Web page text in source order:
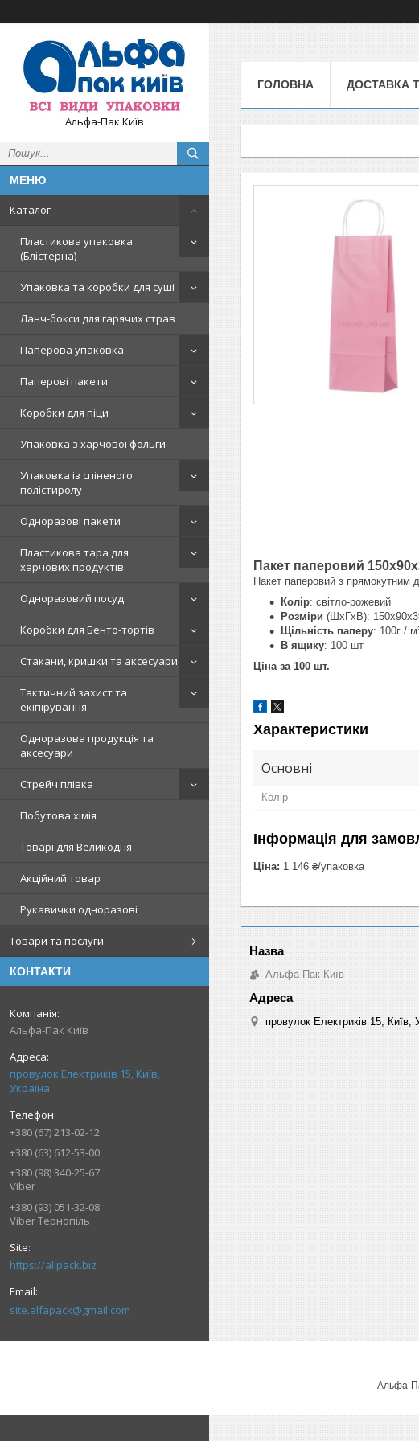
Альфа-Пак Київ
Каталог
Пластикова упаковка
(Блістерна)
Упаковка та коробки для суші
Ланч-бокси для гарячих страв
Паперова упаковка
Паперові пакети
Коробки для піци
Упаковка з харчової фольги
Упаковка із спіненого
полістиролу
Одноразові пакети
Пластикова тара для
харчових продуктів
Одноразовий посуд
Коробки для Бенто-тортів
Стакани, кришки та аксесуари
Тактичний захист та
екіпірування
Одноразова продукція та
аксесуари
Стрейч плівка
Побутова хімія
Товарі для Великодня
Акційний товар
Рукавички одноразові
Товари та послуги
КОНТАКТИ
Альфа-Пак Київ
провулок Електриків 15, Київ,
Україна
+380 (67) 213-02-12
+380 (63) 612-53-00
+380 (98) 340-25-67
Viber
+380 (93) 051-32-08
Viber Тернопіль
https://allpack.biz
site.alfapack@gmail.com
ГОЛОВНА ДОСТАВКА
Пакет паперовий
Пакет паперовий з прямокутним
Колір: світло-рожевий
Розміри (ШхГхВ):
Щільність паперу: 100г /
В ящику: 100 шт
Ціна за 100 шт.
Характеристики
Основні
Колір
Інформація для
Ціна: 1 146 ₴/упаковка
Альфа-Пак Київ
провулок Електриків 15, Київ,